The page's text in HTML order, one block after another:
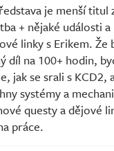
je menší titul
+ nějaké události a
linky s Erikem. Že
díl na 100+ hodin,
jak se srali s KCD2,
systémy a
questy a dějové
práce.